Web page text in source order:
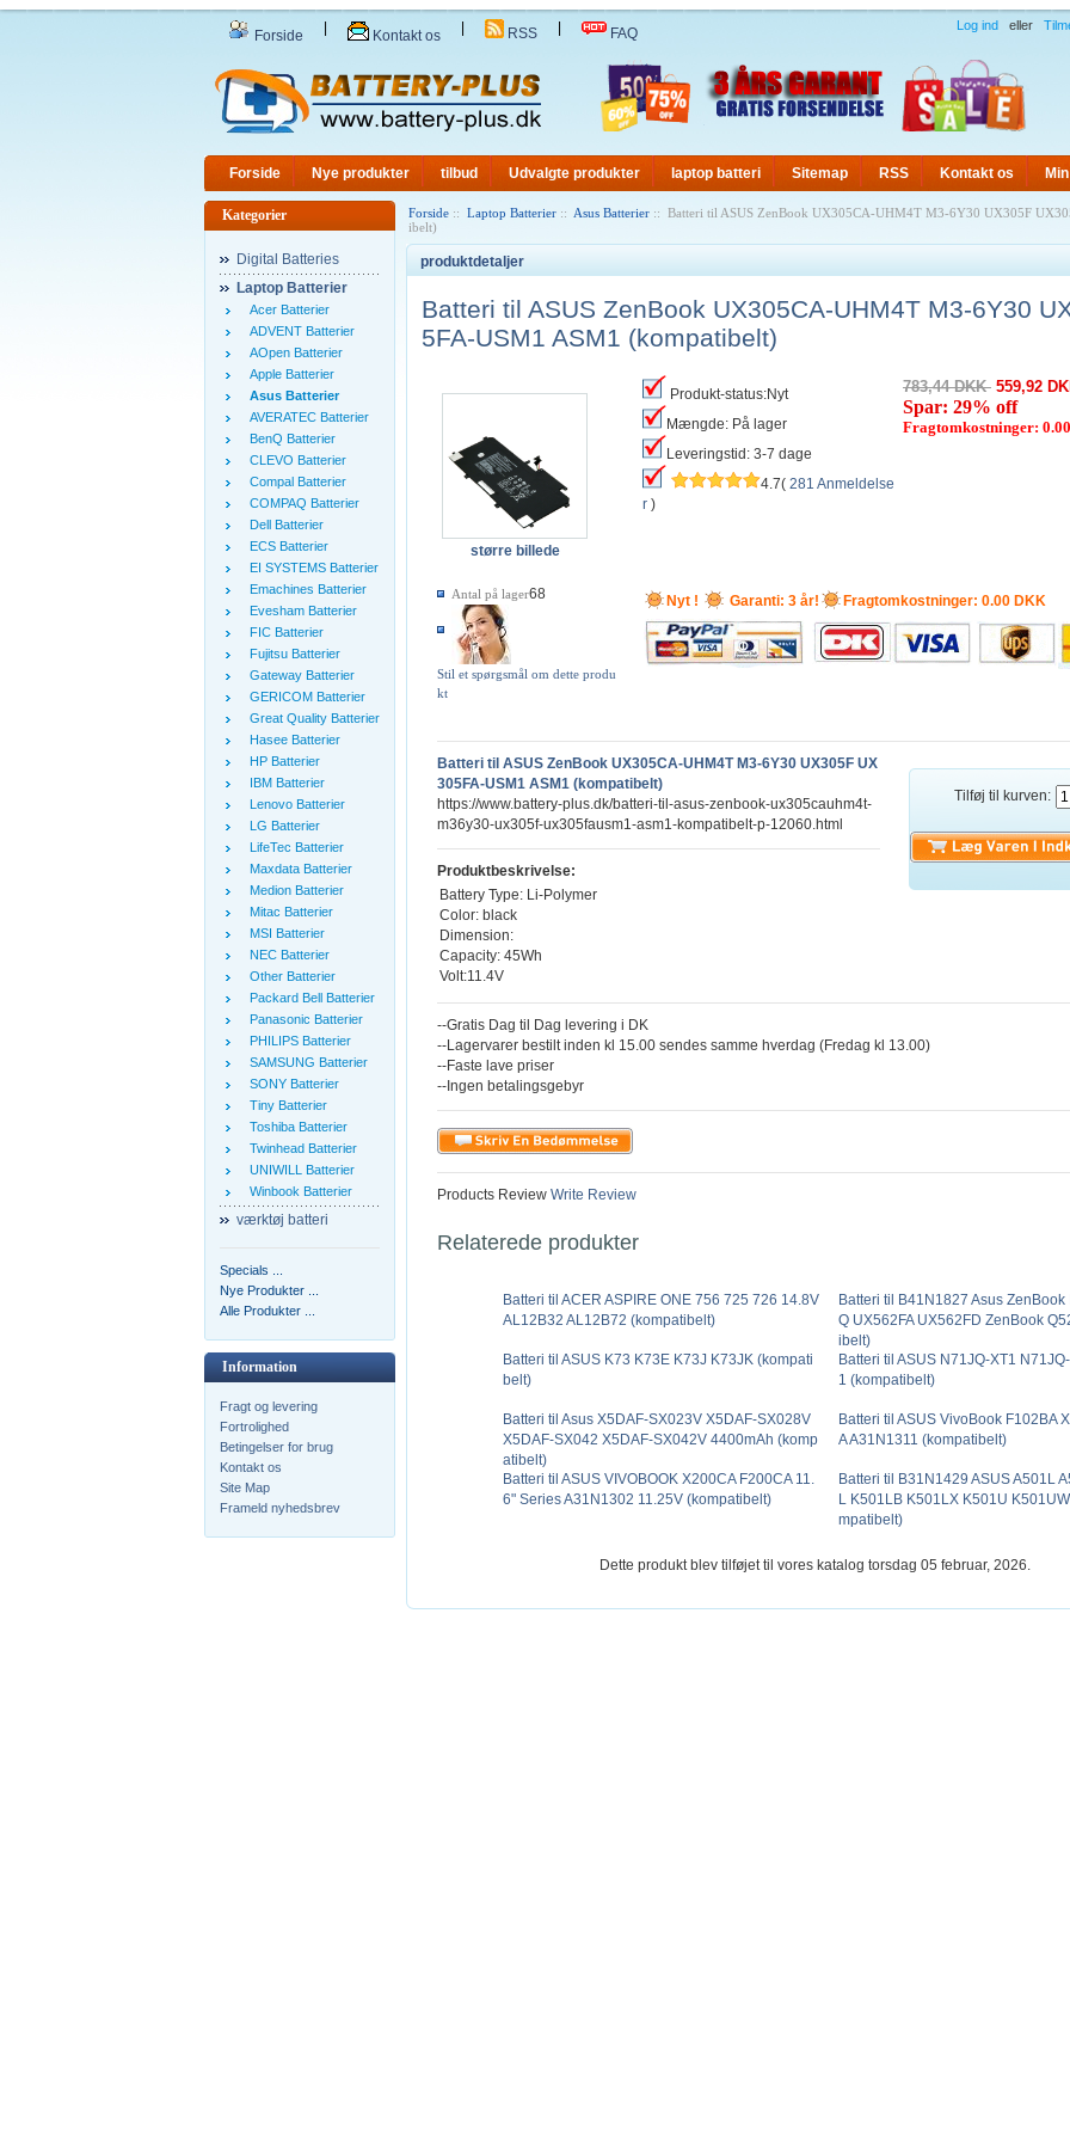
Forside Kontakt os RSS FAQ Log ind eller
Forside Nye produkter tilbud Udvalgte produkter laptop batteri Sitemap RSS Kontakt os
Kategorier
Digital Batteries
Laptop Batterier
Acer Batterier
ADVENT Batterier
AOpen Batterier
Apple Batterier
Asus Batterier
AVERATEC Batterier
BenQ Batterier
CLEVO Batterier
Compal Batterier
COMPAQ Batterier
Dell Batterier
ECS Batterier
EI SYSTEMS Batterier
Emachines Batterier
Evesham Batterier
FIC Batterier
Fujitsu Batterier
Gateway Batterier
GERICOM Batterier
Great Quality Batterier
Hasee Batterier
HP Batterier
IBM Batterier
Lenovo Batterier
LG Batterier
LifeTec Batterier
Maxdata Batterier
Medion Batterier
Mitac Batterier
MSI Batterier
NEC Batterier
Other Batterier
Packard Bell Batterier
Panasonic Batterier
PHILIPS Batterier
SAMSUNG Batterier
SONY Batterier
Tiny Batterier
Toshiba Batterier
Twinhead Batterier
UNIWILL Batterier
Winbook Batterier
værktøj batteri
Specials ...
Nye Produkter ...
Alle Produkter ...
Information
Fragt og levering
Fortrolighed
Betingelser for brug
Kontakt os
Site Map
Frameld nyhedsbrev
Forside :: Laptop Batterier :: Asus Batterier :: Batteri til ASUS ZenBook UX305CA-UHM4T M3-6Y30 UX305F
ibelt)
produktdetaljer
Batteri til ASUS ZenBook UX305CA-UHM4T M3-6Y30
5FA-USM1 ASM1 (kompatibelt)
større billede
Antal på lager68
Stil et spørgsmål om dette produ
kt
Produkt-status:Nyt
Mængde: På lager
Leveringstid: 3-7 dage
4.7( 281 Anmeldelse
r )
783,44 DKK 559,92
Spar: 29% off
Fragtomkostninger:
Nyt ! Garanti: 3 år! Fragtomkostninger: 0.00 DKK
Tilføj til kurven:
Batteri til ASUS ZenBook UX305CA-UHM4T M3-6Y30 UX305F UX
305FA-USM1 ASM1 (kompatibelt)
https://www.battery-plus.dk/batteri-til-asus-zenbook-ux305cauhm4t-
m36y30-ux305f-ux305fausm1-asm1-kompatibelt-p-12060.html
Produktbeskrivelse:
Battery Type: Li-Polymer
Color: black
Dimension:
Capacity: 45Wh
Volt:11.4V
--Gratis Dag til Dag levering i DK
--Lagervarer bestilt inden kl 15.00 sendes samme hverdag (Fredag kl 13.00)
--Faste lave priser
--Ingen betalingsgebyr
Products Review Write Review
Relaterede produkter
Batteri til ACER ASPIRE ONE 756 725 726 14.8V
AL12B32 AL12B72 (kompatibelt)
Batteri til B41N1827 Asus
Q UX562FA UX562FD ZenBook
ibelt)
Batteri til ASUS K73 K73E K73J K73JK (kompati
belt)
Batteri til ASUS N71JQ-XT1
1 (kompatibelt)
Batteri til Asus X5DAF-SX023V X5DAF-SX028V
X5DAF-SX042 X5DAF-SX042V 4400mAh (komp
atibelt)
Batteri til ASUS VivoBook F102BA
A A31N1311 (kompatibelt)
Batteri til ASUS VIVOBOOK X200CA F200CA 11.
6" Series A31N1302 11.25V (kompatibelt)
Batteri til B31N1429 ASUS A501L
L K501LB K501LX K501U
mpatibelt)
Dette produkt blev tilføjet til vores katalog torsdag 05 februar, 2026.